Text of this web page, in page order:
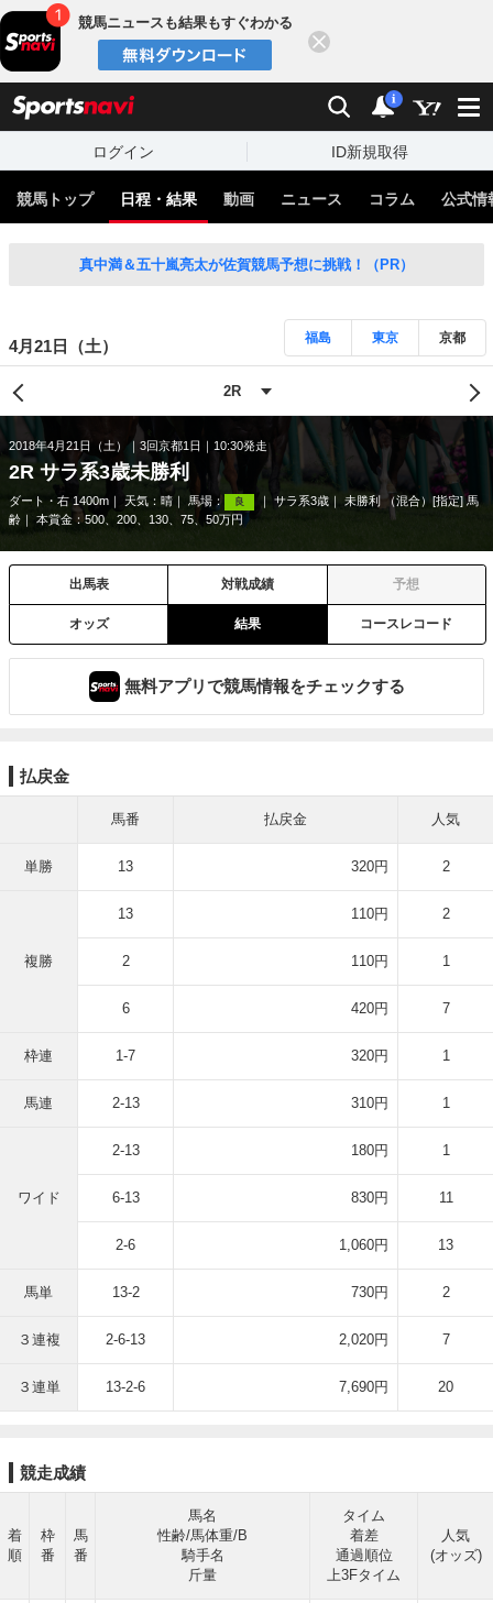
競馬ニュースも結果もすぐわかる
検索 通知
i
ログイン ID新規取得
競馬トップ 日程・結果 動画 ニュース コラム 公式情
真中満＆五十嵐亮太が佐賀競馬予想に挑戦！（PR）
4月21日（土） 福島 東京 京都
2018年4月21日（土） 3回京都1日 10:30発走
2R サラ系3歳未勝利
ダート・右 1400m 天気： 晴 馬場： 良 サラ系3歳
未勝利 （混合）[指定] 馬
齢
本賞金：500、200、130、75、50万円
出馬表 対戦成績 予想
オッズ 結果 コースレコード
無料アプリで競馬情報をチェックする
払戻金
馬番 払戻金 人気
単勝 13 320円 2
複勝
13 110円 2
2 110円 1
6 420円 7
枠連 1-7 320円 1
馬連 2-13 310円 1
ワイド
2-13 180円 1
6-13 830円 11
2-6 1,060円 13
馬単 13-2 730円 2
３連複 2-6-13 2,020円 7
３連単 13-2-6 7,690円 20
競走成績
着
順
枠
番
馬
番
馬名
性齢/馬体重/B
騎手名
斤量
タイム
着差
通過順位
上3Fタイム
人気
(オッズ)